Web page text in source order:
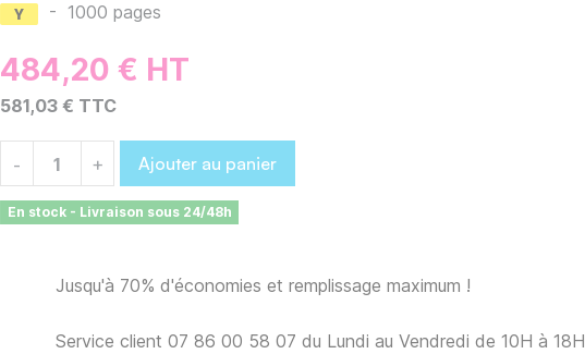
- 1000 pages
484,20 € HT
581,03 € TTC
- + Ajouter au panier
En stock - Livraison sous 24/48h
Jusqu'à 70% d'économies et remplissage maximum !
Service client 07 86 00 58 07 du Lundi au Vendredi de 10H à 18H